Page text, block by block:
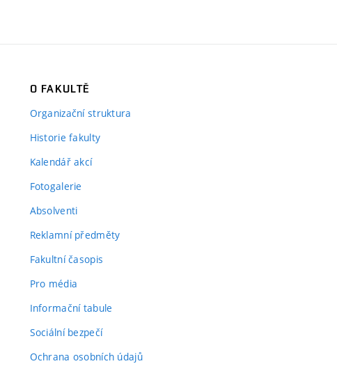
O FAKULTĚ
Organizační struktura
Historie fakulty
Kalendář akcí
Fotogalerie
Absolventi
Reklamní předměty
Fakultní časopis
Pro média
Informační tabule
Sociální bezpečí
Ochrana osobních údajů